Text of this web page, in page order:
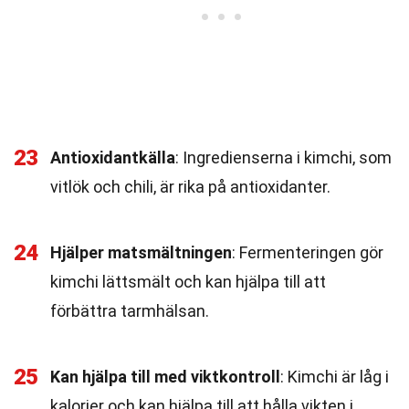
23 Antioxidantkälla: Ingredienserna i kimchi, som
vitlök och chili, är rika på antioxidanter.
24 Hjälper matsmältningen: Fermenteringen gör
kimchi lättsmält och kan hjälpa till att
förbättra tarmhälsan.
25 Kan hjälpa till med viktkontroll : Kimchi är låg i